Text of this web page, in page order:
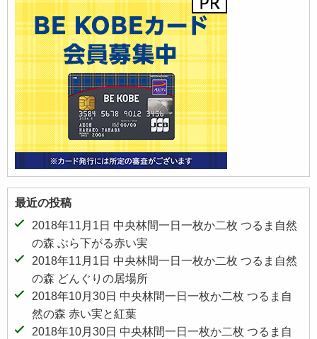
最近の投稿
2018年11月1日 中央林間一日一枚か二枚 つるま自然
の森 ぶら下がる赤い実
2018年11月1日 中央林間一日一枚か二枚 つるま自然
の森 どんぐりの居場所
2018年10月30日 中央林間一日一枚か二枚 つるま自
然の森 赤い実と紅葉
2018年10月30日 中央林間一日一枚か二枚 つるま自